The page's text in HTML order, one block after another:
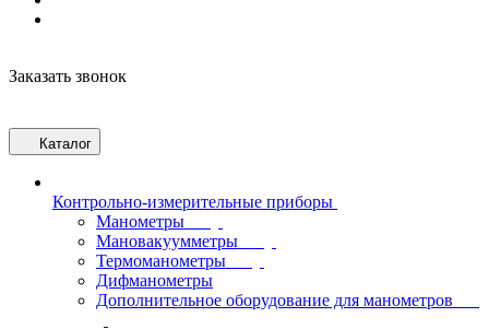
Заказать звонок
Каталог
Контрольно-измерительные приборы
Манометры
Мановакуумметры
Термоманометры
Дифманометры
Дополнительное оборудование для манометров